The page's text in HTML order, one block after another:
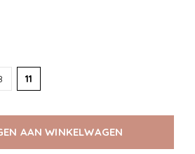
11
AAN WINKELWAGEN